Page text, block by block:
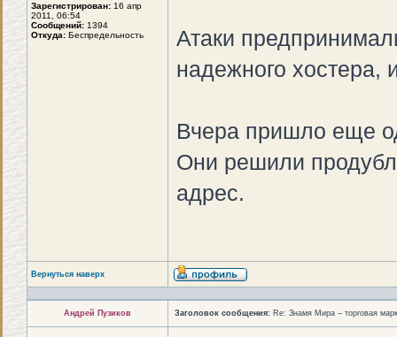
Зарегистрирован: 16 апр
2011, 06:54
Сообщений: 1394
Откуда: Беспредельность
Атаки
надежного хостера,
Вчера пришло еще
Они решили
адрес.
Вернуться наверх
Андрей Пузиков Заголовок сообщения: Re: Знамя Мира – торговая